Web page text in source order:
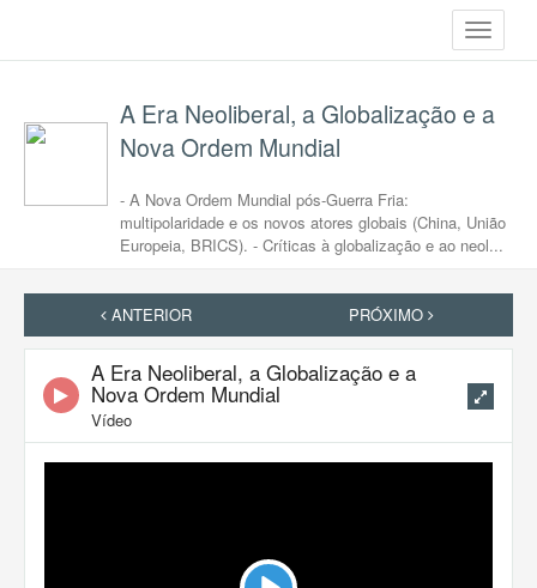
Toggle
A Era Neoliberal, a Globalização e a
Nova Ordem Mundial
- A Nova Ordem Mundial pós-Guerra Fria:
multipolaridade e os novos atores globais (China, União
Europeia, BRICS). - Críticas à globalização e ao neol...
ANTERIOR PRÓXIMO
A Era Neoliberal, a Globalização e a
Nova Ordem Mundial
Vídeo